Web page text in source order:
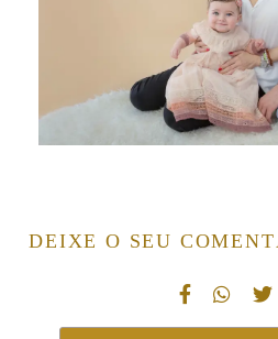
DEIXE O SEU